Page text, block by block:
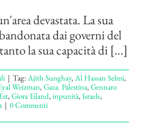
devastata. La sua
dai governi del
la sua capacità di [...]
| Tag:Ajith Sunghay,Al Hassan Selmi,
Weizman,Gaza. Palestina,Gennaro
,Giora Eiland,inpunità,Israele,
| 0 Commenti